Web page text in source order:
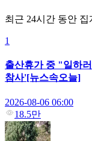
최근 24시간 동안
1
출산휴가 중 "일하
참사'[뉴스속오늘]
2026-08-06 06:00
18.5만